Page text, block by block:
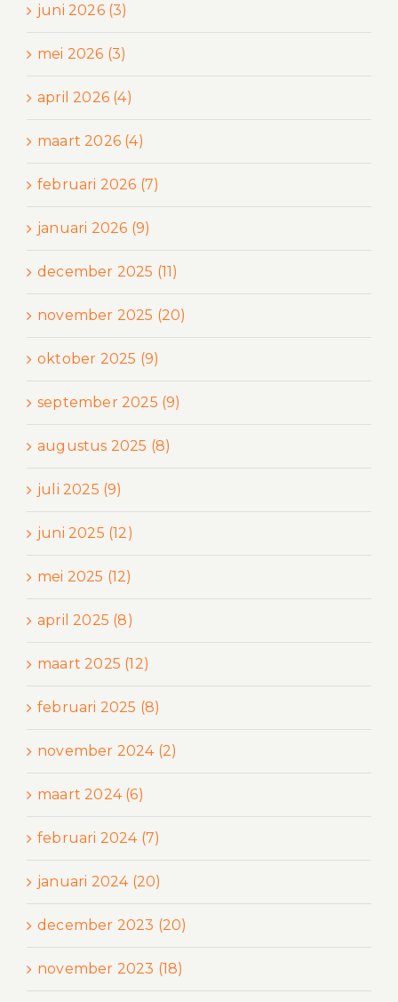
juni 2026 (3)
mei 2026 (3)
april 2026 (4)
maart 2026 (4)
februari 2026 (7)
januari 2026 (9)
december 2025 (11)
november 2025 (20)
oktober 2025 (9)
september 2025 (9)
augustus 2025 (8)
juli 2025 (9)
juni 2025 (12)
mei 2025 (12)
april 2025 (8)
maart 2025 (12)
februari 2025 (8)
november 2024 (2)
maart 2024 (6)
februari 2024 (7)
januari 2024 (20)
december 2023 (20)
november 2023 (18)